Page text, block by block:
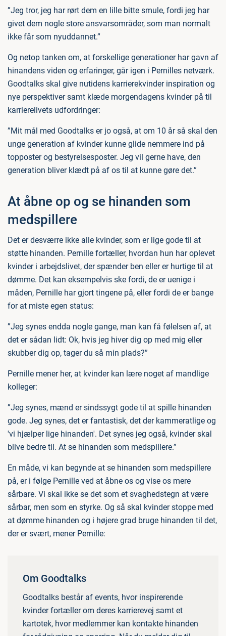
”Jeg tror, jeg har rørt dem en lille bitte smule, fordi jeg har
givet dem nogle store ansvarsområder, som man normalt
ikke får som nyuddannet.”
Og netop tanken om, at forskellige generationer har gavn af
hinandens viden og erfaringer, går igen i Pernilles netværk.
Goodtalks skal give nutidens karrierekvinder inspiration og
nye perspektiver samt klæde morgendagens kvinder på til
karrierelivets udfordringer:
”Mit mål med Goodtalks er jo også, at om 10 år så skal den
unge generation af kvinder kunne glide nemmere ind på
topposter og bestyrelsesposter. Jeg vil gerne have, den
generation bliver klædt på af os til at kunne gøre det.”
At åbne op og se hinanden som
medspillere
Det er desværre ikke alle kvinder, som er lige gode til at
støtte hinanden. Pernille fortæller, hvordan hun har oplevet
kvinder i arbejdslivet, der spænder ben eller er hurtige til at
dømme. Det kan eksempelvis ske fordi, de er uenige i
måden, Pernille har gjort tingene på, eller fordi de er bange
for at miste egen status:
”Jeg synes endda nogle gange, man kan få følelsen af, at
det er sådan lidt: Ok, hvis jeg hiver dig op med mig eller
skubber dig op, tager du så min plads?”
Pernille mener her, at kvinder kan lære noget af mandlige
kolleger:
”Jeg synes, mænd er sindssygt gode til at spille hinanden
gode. Jeg synes, det er fantastisk, det der kammeratlige og
'vi hjælper lige hinanden'. Det synes jeg også, kvinder skal
blive bedre til. At se hinanden som medspillere.”
En måde, vi kan begynde at se hinanden som medspillere
på, er i følge Pernille ved at åbne os og vise os mere
sårbare. Vi skal ikke se det som et svaghedstegn at være
sårbar, men som en styrke. Og så skal kvinder stoppe med
at dømme hinanden og i højere grad bruge hinanden til det,
der er svært, mener Pernille:
Om Goodtalks
Goodtalks består af events, hvor inspirerende
kvinder fortæller om deres karrierevej samt et
kartotek, hvor medlemmer kan kontakte hinanden